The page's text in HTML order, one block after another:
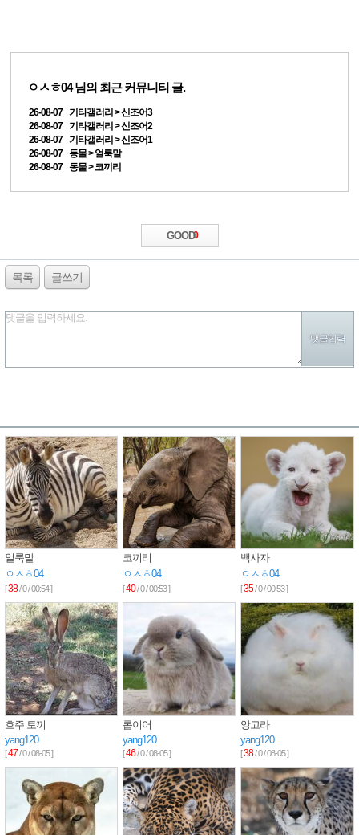
ㅇㅅㅎ04님의 최근 커뮤니티 글.
26-08-07 기타갤러리 > 신조어3
26-08-07 기타갤러리 > 신조어2
26-08-07 기타갤러리 > 신조어1
26-08-07 동물 > 얼룩말
26-08-07 동물 > 코끼리
GOOD0
목록 글쓰기
댓글을 입력하세요.
얼룩말
ㅇㅅㅎ04
[38/ 0 / 00:54 ]
코끼리
ㅇㅅㅎ04
[40/ 0 / 00:53 ]
백사자
ㅇㅅㅎ04
[35/ 0 / 00:53 ]
호주 토끼
yang120
[47/ 0 / 08-05 ]
롭이어
yang120
[46/ 0 / 08-05 ]
앙고라
yang120
[38/ 0 / 08-05 ]